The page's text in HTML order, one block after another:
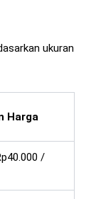
ukuran
Harga
/